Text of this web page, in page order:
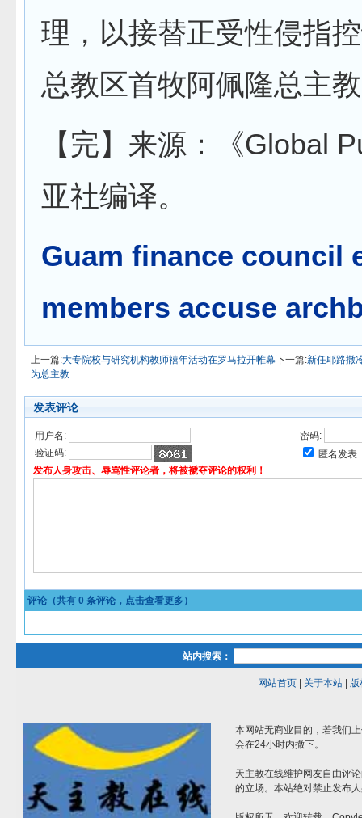
理，以接替正受性侵指
总教区首牧阿佩隆总主
【完】来源：《Global
亚社编译。
Guam finance council
members accuse
上一篇:大专院校与研究机构教师禧年活动在罗马拉开帷幕下一篇:新任耶路撒
为总主教
发表评论
用户名:
密码:
验证码:
匿名发表
发布人身攻击、辱骂性评论者，将被褫夺评论的权利！
评论（共有 0 条评论，点击查看更多）
站内搜索：
网站首页| 关于本站| 版
本网站无商业目的，若我们
会在24小时内撤下。
天主教在线维护网友自由评
的立场。本站绝对禁止发布